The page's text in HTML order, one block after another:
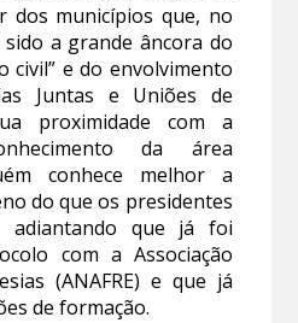
dos municípios que, no
a grande âncora do
civil” e do envolvimento
Juntas e Uniões de
proximidade com a
da área
conhece melhor a
do que os presidentes
adiantando que já foi
com a Associação
(ANAFRE) e que já
de formação.